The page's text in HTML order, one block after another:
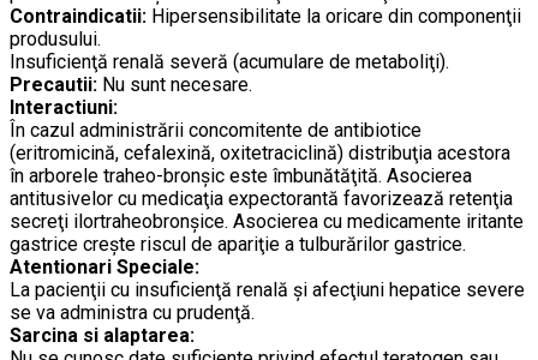
Contraindicatii: Hipersensibilitate la oricare din componenţii
produsului.
Insuficienţă renală severă (acumulare de metaboliţi).
Precautii: Nu sunt necesare.
Interactiuni:
În cazul administrării concomitente de antibiotice
(eritromicină, cefalexină, oxitetraciclină) distribuţia acestora
în arborele traheo-bronşic este îmbunătăţită. Asocierea
antitusivelor cu medicaţia expectorantă favorizează retenţia
secreţi ilortraheobronşice. Asocierea cu medicamente iritante
gastrice creşte riscul de apariţie a tulburărilor gastrice.
Atentionari Speciale:
La pacienţii cu insuficienţă renală şi afecţiuni hepatice severe
se va administra cu prudenţă.
Sarcina si alaptarea: